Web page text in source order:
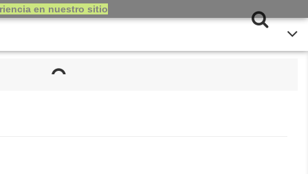
en nuestro sitio